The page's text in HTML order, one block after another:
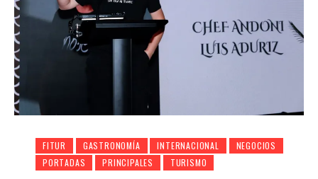
FITUR GASTRONOMÍA INTERNACIONAL
NEGOCIOS
PORTADAS
PRINCIPALES TURISMO